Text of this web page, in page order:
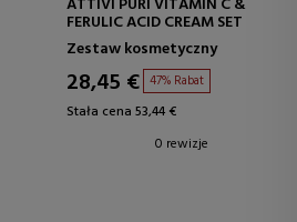
FERULIC ACID CREAM SET
Zestaw kosmetyczny
28,45 € 47% Rabat
Stała cena 53,44 €
0 rewizje